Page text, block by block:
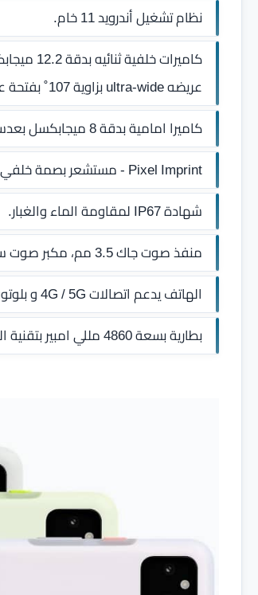
نظام تشغيل أندرويد 11 خام.
عريضه ultra-wide بزاوية 107˚ بفتحة عدسة f/2.2 وفلاش LED .
كاميرا امامية بدقة 8 ميجابكسل بعدسة واسعة 84° ultra-wide بزاوية 84° وفتحة عدسة f/2.2.
Pixel Imprint - مستشعر بصمة خلفي .
شهادة IP67 لمقاومة الماء والغبار.
منفذ صوت جاك 3.5 مم، مكبر صوت ستريو ، 2 × ميكرفون.
الهاتف يدعم اتصالات 4G / 5G و بلوتوث إصدار 5.1 و NFC مع منفذ توصيل USB Type-C 3.1 .
بطارية بسعة 4860 مللي امبير بتقنية الشحن السريع تصل حتي 18 وات USB-PD 2.0 fast charging .